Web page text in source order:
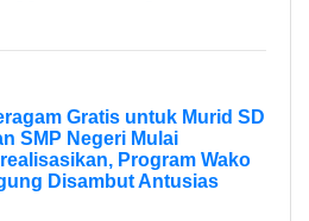
Gratis untuk Murid SD
SMP Negeri Mulai
Program Wako
Disambut Antusias